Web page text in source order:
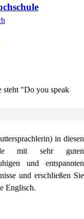
in diesen
mit sehr guten
und entspannten
und erschließen Sie
Englisch.